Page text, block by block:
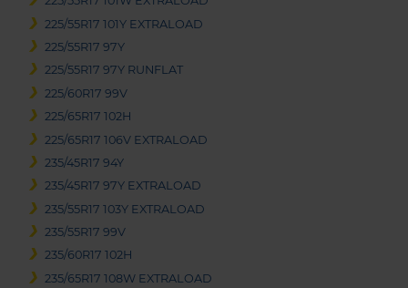
225/55R17 101Y EXTRALOAD
225/55R17 97Y
225/55R17 97Y RUNFLAT
225/60R17 99V
225/65R17 102H
225/65R17 106V EXTRALOAD
235/45R17 94Y
235/45R17 97Y EXTRALOAD
235/55R17 103Y EXTRALOAD
235/55R17 99V
235/60R17 102H
235/65R17 108W EXTRALOAD